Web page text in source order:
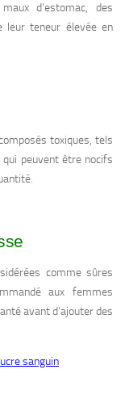
d’estomac, des
leur teneur élevée en
toxiques, tels
qui peuvent être nocifs
comme sûres
aux femmes
avant d’ajouter des
sanguin